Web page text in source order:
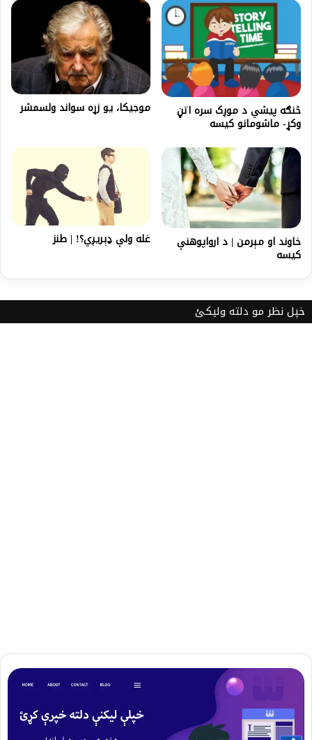
څنګه پیشي د موږک سره اتڼ
وکړ- ماشومانو کیسه
موجيکا، يو زړه‌ سواند ولسمشر
خاوند او مېرمن | د ارواپوهنې
کیسه
غله ولې ډېریږي؟! | طنز
خپل نظر مو دلته ولیکئ